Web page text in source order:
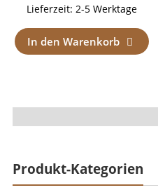
Lieferzeit: 2-5 Werktage
In den Warenkorb
Produkt-Kategorien